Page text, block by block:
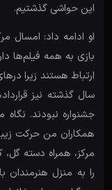
این حواشی گذشتیم.
بازی به همه فیلم‌ها
ارتباط هستند زیرا
سال گذشته نیز
جشنواره نبودند.
همکاران من حرکت
مرکز، همراه دسته گل،
را به منزل هنرمندان